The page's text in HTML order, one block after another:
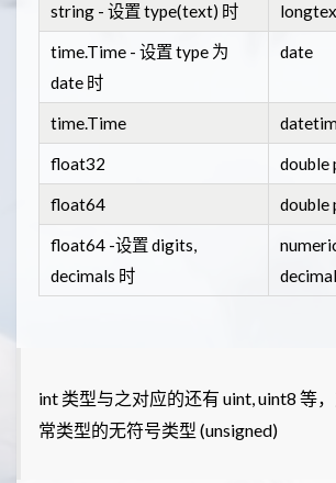
string - 设置 type(text) 时
time.Time - 设置 type 为
date 时
date
time.Time
float32 double
float64 double
float64 -设置 digits,
decimals 时
int 类型与之对应的还有 uint, uint8 等
常类型的无符号类型 (unsigned)